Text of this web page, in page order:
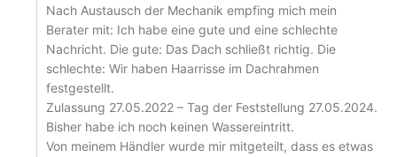
Nach Austausch der Mechanik empfing mich mein
Berater mit: Ich habe eine gute und eine schlechte
Nachricht. Die gute: Das Dach schließt richtig. Die
schlechte: Wir haben Haarrisse im Dachrahmen
festgestellt.
Zulassung 27.05.2022 – Tag der Feststellung 27.05.2024.
Bisher habe ich noch keinen Wassereintritt.
Von meinem Händler wurde mir mitgeteilt, dass es etwas